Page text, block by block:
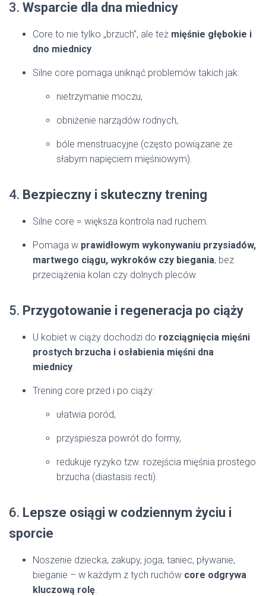
3. Wsparcie dla dna miednicy
Core to nie tylko „brzuch”, ale też mięśnie głębokie i
dno miednicy.
Silne core pomaga uniknąć problemów takich jak:
nietrzymanie moczu,
obniżenie narządów rodnych,
bóle menstruacyjne (często powiązane ze
słabym napięciem mięśniowym).
4. Bezpieczny i skuteczny trening
Silne core = większa kontrola nad ruchem.
Pomaga w prawidłowym wykonywaniu przysiadów,
martwego ciągu, wykroków czy biegania, bez
przeciążenia kolan czy dolnych pleców.
5. Przygotowanie i regeneracja po ciąży
U kobiet w ciąży dochodzi do rozciągnięcia mięśni
prostych brzucha i osłabienia mięśni dna
miednicy.
Trening core przed i po ciąży:
ułatwia poród,
przyspiesza powrót do formy,
redukuje ryzyko tzw. rozejścia mięśnia prostego
brzucha (diastasis recti).
6. Lepsze osiągi w codziennym życiu i
sporcie
Noszenie dziecka, zakupy, joga, taniec, pływanie,
bieganie – w każdym z tych ruchów core odgrywa
kluczową rolę.